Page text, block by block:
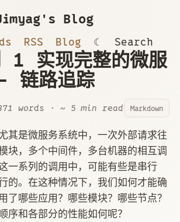
Blog
RSS Blog ☾ Search
实现完整的微服
链路追踪
words · ~ 5 min read Markdown
其是微服务系统中，一次外部请求往
块，多个中间件，多台机器的相互调
一系列的调用中，可能有些是串行
的。在这种情况下，我们如何才能确
了哪些应用？哪些模块？哪些节点？
序和各部分的性能如何呢？